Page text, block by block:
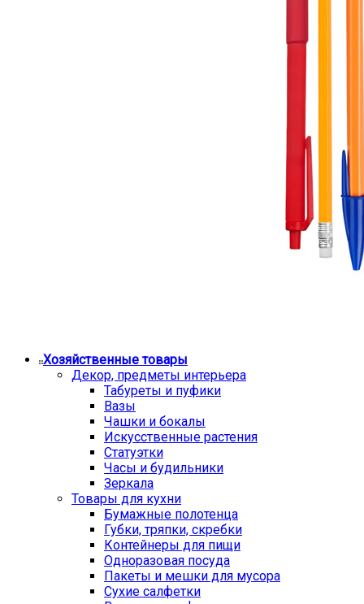
Хозяйственные товары
Декор, предметы интерьера
Табуреты и пуфики
Вазы
Чашки и бокалы
Искусственные растения
Статуэтки
Часы и будильники
Зеркала
Товары для кухни
Бумажные полотенца
Губки, тряпки, скребки
Контейнеры для пищи
Одноразовая посуда
Пакеты и мешки для мусора
Сухие салфетки